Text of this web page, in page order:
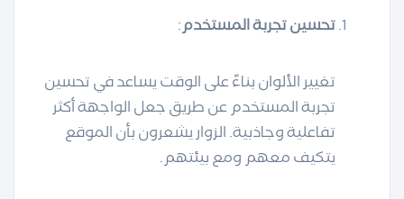
تحسين تجربة المستخدم:
تغيير الألوان بناءً على الوقت يساعد في تحسين
تجربة المستخدم عن طريق جعل الواجهة أكثر
تفاعلية وجاذبية. الزوار يشعرون بأن الموقع
يتكيف معهم ومع بيئتهم.